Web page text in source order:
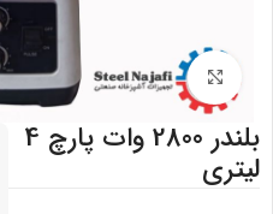
بزرگنمایی تصویر
بلندر 2800 وات پارچ 4
لیتری